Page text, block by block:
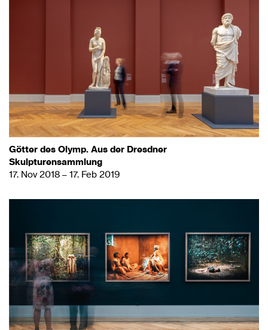
Götter des Olymp. Aus der Dresdner
Skulpturensammlung
17. Nov 2018 – 17. Feb 2019